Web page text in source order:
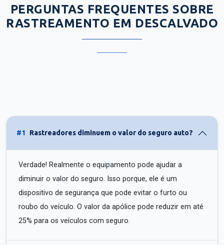
PERGUNTAS FREQUENTES SOBRE
RASTREAMENTO EM DESCALVADO
#1 Rastreadores diminuem o valor do seguro auto?
Verdade! Realmente o equipamento pode ajudar a
diminuir o valor do seguro. Isso porque, ele é um
dispositivo de segurança que pode evitar o furto ou
roubo do veículo. O valor da apólice pode reduzir em até
25% para os veículos com seguro.